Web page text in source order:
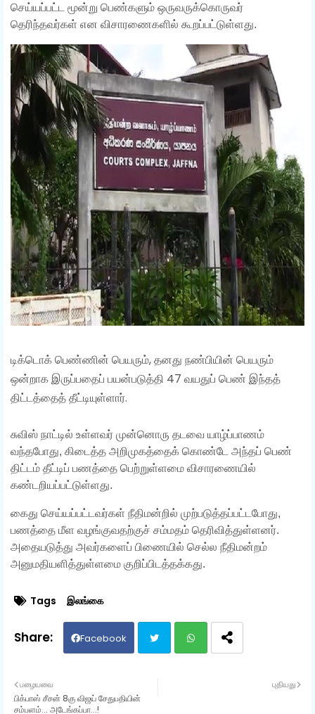
செய்யப்பட்ட மூன்று பெண்களும் ஒருவருக்கொருவர்
தெரிந்தவர்கள் என விசாரணைகளில் கூறப்பட்டுள்ளது.
டிக்டொக் பெண்ணின் பெயரும், தனது நண்பியின் பெயரும்
ஒன்றாக இருப்பதைப் பயன்படுத்தி 47 வயதுப் பெண் இந்தத்
திட்டத்தைத் தீட்டியுள்ளார்.
சுவிஸ் நாட்டில் உள்ளவர் முன்னொரு தடவை யாழ்ப்பாணம்
வந்தபோது, கிடைத்த அறிமுகத்தைக் கொண்டே அந்தப் பெண்
திட்டம் தீட்டிப் பணத்தை பெற்றுள்ளமை விசாரணையில்
கண்டறியப்பட்டுள்ளது.
கைது செய்யப்பட்டவர்கள் நீதிமன்றில் முற்படுத்தப்பட்டபோது,
பணத்தை மீள வழங்குவதற்குச் சம்மதம் தெரிவித்துள்ளனர்.
அதையடுத்து அவர்களைப் பிணையில் செல்ல நீதிமன்றம்
அனுமதியளித்துள்ளமை குறிப்பிடத்தக்கது.
Tags இலங்கை
Facebook
புதியது
பழையவை
பிக்பாஸ் சீசன் 8கு விஜய் சேதுபதியின்
சம்பளம்... அடேங்கப்பா...!